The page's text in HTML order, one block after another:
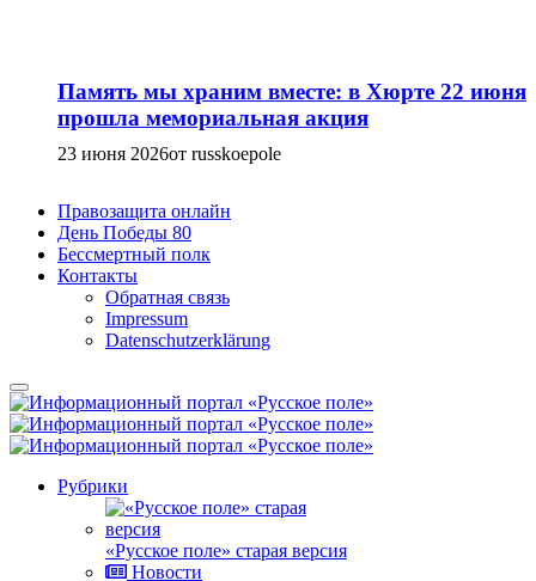
Память мы храним вместе: в Хюрте 22 июня
прошла мемориальная акция
23 июня 2026от russkoepole
Правозащита онлайн
День Победы 80
Бессмертный полк
Контакты
Обратная связь
Impressum
Datenschutzerklärung
Рубрики
«Русское поле» старая версия
Новости